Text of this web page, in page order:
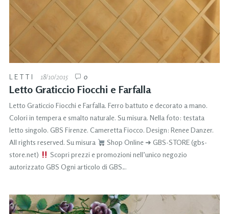
LETTI 18/10/2015 0
Letto Graticcio Fiocchi e Farfalla
Letto Graticcio Fiocchi e Farfalla. Ferro battuto e decorato a mano.
Colori in tempera e smalto naturale. Su misura. Nella foto: testata
letto singolo. GBS Firenze. Cameretta Fiocco. Design: Renee Danzer.
All rights reserved. Su misura
Shop Online ➜ GBS-STORE (gbs-
store.net)
Scopri prezzi e promozioni nell’unico negozio
autorizzato GBS Ogni articolo di GBS…